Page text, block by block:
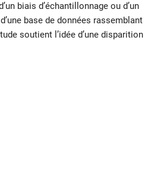
biais d’échantillonnage ou d’un
base de données rassemblant
soutient l’idée d’une disparition